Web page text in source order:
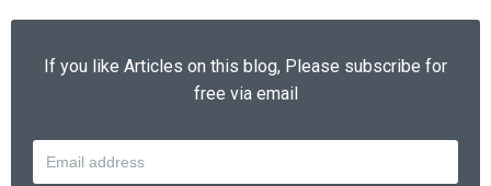
If you like Articles on this blog, Please subscribe for
free via email